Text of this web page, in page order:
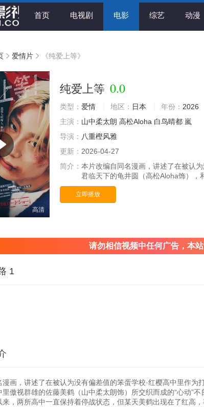
首页 电视剧 电影 综艺 动漫
爱情片 《纯爱上等》
高清
纯爱上等 0.0
类型： 爱情 地区： 日本 年份： 2026
主演： 山中柔太朗 高松Aloha 白鸟晴都 嵐
导演： 八重樫风雅
更新： 2026-04-27
简介： 本片改编自同名漫画，讲述了在被认
君临天下的龟井圆（高松Aloha饰），
立即播放
请勿相信视频中任何广告，本站
1
漫画，讲述了在被认为没有偏差值的笨蛋学校·红樱高中里作
傲视群雄的佐藤美鹤（山中柔太朗饰）所交织而成的“心动”
来，两所高中一直保持着停战状态，但某天美鹤出现在了红高